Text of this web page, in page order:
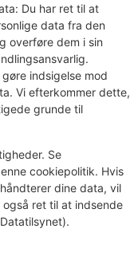
Du har ret til at
data fra den
overføre dem i sin
indsigelse mod
Vi efterkommer dette,
grunde til
Se
cookiepolitik. Hvis
dine data, vil
ret til at indsende